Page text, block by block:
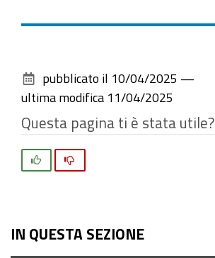
documento
pubblicato il 10/04/2025 —
ultima modifica 11/04/2025
Questa pagina ti è stata utile?
IN QUESTA SEZIONE